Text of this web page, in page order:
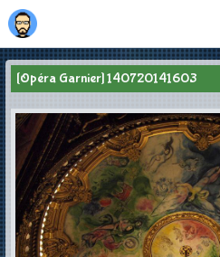
[Opéra Garnier] 140720141603